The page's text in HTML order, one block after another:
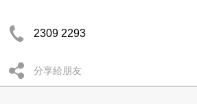
2309 2293
分享給朋友